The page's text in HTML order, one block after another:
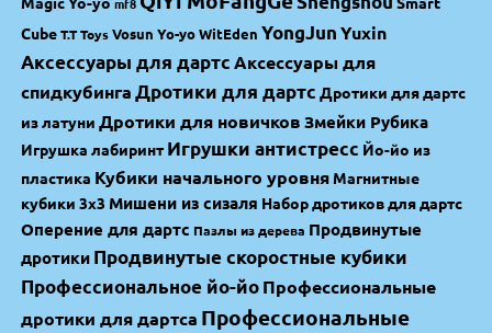
mf8
Cube T.T Toys Vosun Yo-yoWitEden YongJun Yuxin
Аксессуары для дартс Аксессуары для
спидкубинга Дротики для дартс Дротики для дартс
из латуни Дротики для новичков Змейки Рубика
Игрушка лабиринт Игрушки антистресс Йо-йо из
пластика Кубики начального уровня Магнитные
кубики 3х3 Мишени из сизаля Набор дротиков для дартс
Оперение для дартс Пазлы из дерева Продвинутые
дротики Продвинутые скоростные кубики
Профессиональное йо-йоПрофессиональные
дротики для дартса Профессиональные